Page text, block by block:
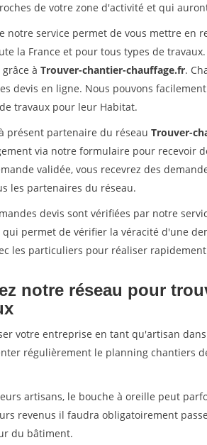
de votre zone d'activité et qui
notre service permet de vous mettre en
la France et pour tous types de
à Trouver-chantier-chauffage.fr.
devis en ligne. Nous pouvons
travaux pour leur Habitat.
présent partenaire du réseau Trouver-
via notre formulaire pour recevoir
validée, vous recevrez des
les partenaires du réseau.
devis sont vérifiées par notre
qui permet de vérifier la véracité d'une
les particuliers pour réaliser
notre réseau pour
votre entreprise en tant qu'artisan
régulièrement le planning chantiers
artisans, le bouche à oreille peut
revenus il faudra obligatoirement
du bâtiment.